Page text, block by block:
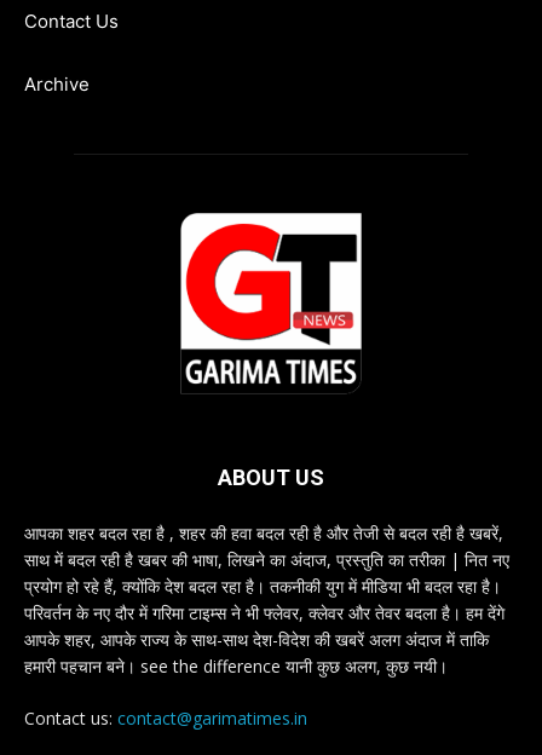
Contact Us
Archive
ABOUT US
आपका शहर बदल रहा है , शहर की हवा बदल रही है और तेजी से बदल रही है खबरें,
साथ में बदल रही है खबर की भाषा, लिखने का अंदाज, प्रस्तुति का तरीका | नित नए
प्रयोग हो रहे हैं, क्योंकि देश बदल रहा है। तकनीकी युग में मीडिया भी बदल रहा है।
परिवर्तन के नए दौर में गरिमा टाइम्स ने भी फ्लेवर, क्लेवर और तेवर बदला है। हम देंगे
आपके शहर, आपके राज्य के साथ-साथ देश-विदेश की खबरें अलग अंदाज में ताकि
हमारी पहचान बने। see the difference यानी कुछ अलग, कुछ नयी।
Contact us: contact@garimatimes.in